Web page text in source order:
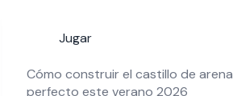
Jugar
Cómo construir el castillo de arena
perfecto este verano 2026